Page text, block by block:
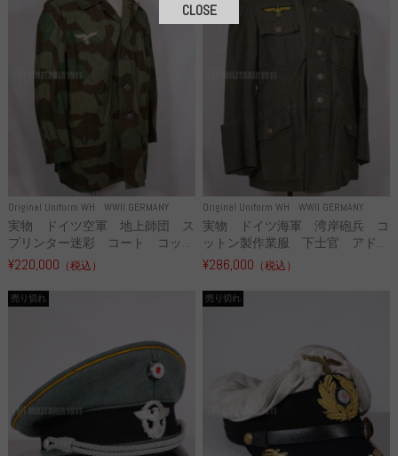
Original Uniform WH WWII GERMANY
実物 ドイツ空軍 地上師団 ス
プリンター迷彩 コート コッ...
¥220,000 （税込）
Original Uniform WH WWII GERMANY
実物 ドイツ海軍 湾岸砲兵 コ
ットン製作業服 下士官 アド...
¥286,000 （税込）
売り切れ 売り切れ
CLOSE